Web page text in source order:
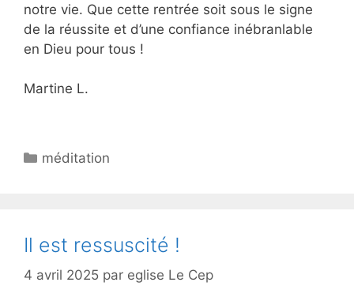
notre vie. Que cette rentrée soit sous le signe
de la réussite et d’une confiance inébranlable
en Dieu pour tous !
Martine L.
méditation
Il est ressuscité !
4 avril 2025 par eglise Le Cep